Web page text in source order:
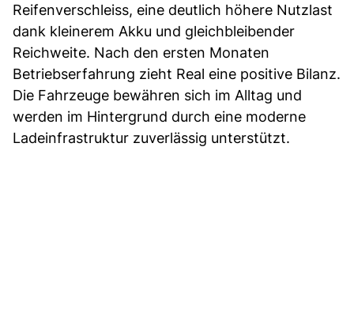
Reifenverschleiss, eine deutlich höhere Nutzlast
dank kleinerem Akku und gleichbleibender
Reichweite. Nach den ersten Monaten
Betriebserfahrung zieht Real eine positive Bilanz.
Die Fahrzeuge bewähren sich im Alltag und
werden im Hintergrund durch eine moderne
Ladeinfrastruktur zuverlässig unterstützt.